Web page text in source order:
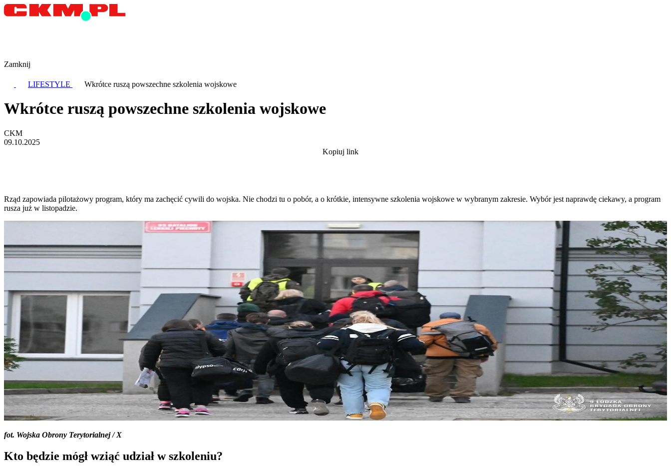
Zamknij
LIFESTYLE Wkrótce ruszą powszechne szkolenia wojskowe
Wkrótce ruszą powszechne szkolenia wojskowe
CKM
09.10.2025
Kopiuj link
Rząd zapowiada pilotażowy program, który ma zachęcić cywili do wojska. Nie chodzi tu o pobór, a o krótkie, intensywne szkolenia wojskowe w wybranym zakresie. Wybór jest naprawdę ciekawy, a program
rusza już w listopadzie.
fot. Wojska Obrony Terytorialnej / X
Kto będzie mógł wziąć udział w szkoleniu?